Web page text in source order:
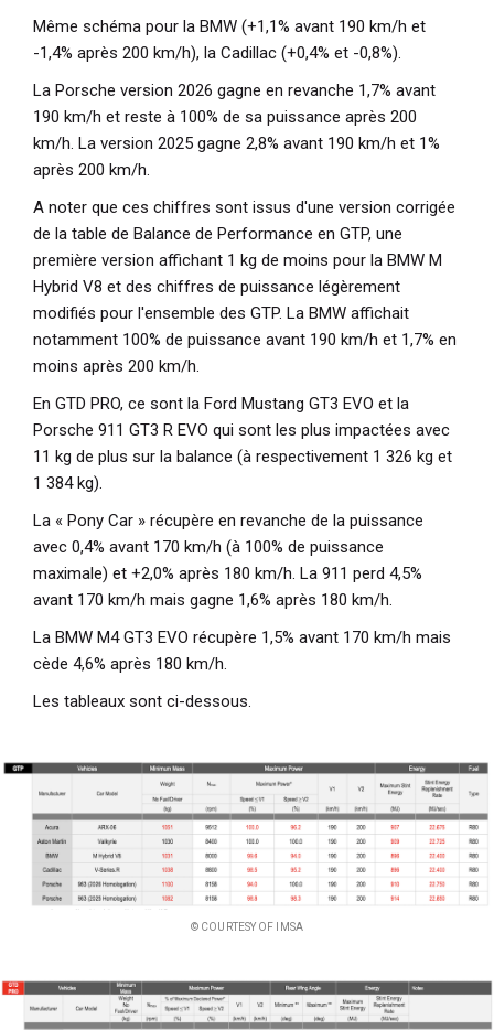
Même schéma pour la BMW (+1,1% avant 190 km/h et
-1,4% après 200 km/h), la Cadillac (+0,4% et -0,8%).
La Porsche version 2026 gagne en revanche 1,7% avant
190 km/h et reste à 100% de sa puissance après 200
km/h. La version 2025 gagne 2,8% avant 190 km/h et 1%
après 200 km/h.
A noter que ces chiffres sont issus d'une version corrigée
de la table de Balance de Performance en GTP, une
première version affichant 1 kg de moins pour la BMW M
Hybrid V8 et des chiffres de puissance légèrement
modifiés pour l'ensemble des GTP. La BMW affichait
notamment 100% de puissance avant 190 km/h et 1,7% en
moins après 200 km/h.
En GTD PRO, ce sont la Ford Mustang GT3 EVO et la
Porsche 911 GT3 R EVO qui sont les plus impactées avec
11 kg de plus sur la balance (à respectivement 1 326 kg et
1 384 kg).
La « Pony Car » récupère en revanche de la puissance
avec 0,4% avant 170 km/h (à 100% de puissance
maximale) et +2,0% après 180 km/h. La 911 perd 4,5%
avant 170 km/h mais gagne 1,6% après 180 km/h.
La BMW M4 GT3 EVO récupère 1,5% avant 170 km/h mais
cède 4,6% après 180 km/h.
Les tableaux sont ci-dessous.
© COURTESY OF IMSA